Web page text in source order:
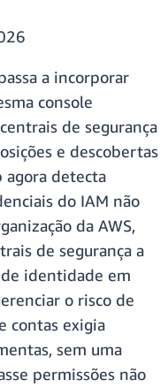
a incorporar
console
de segurança
e descobertas
agora detecta
do IAM não
da AWS,
de segurança a
identidade em
o risco de
contas exigia
sem uma
permissões não